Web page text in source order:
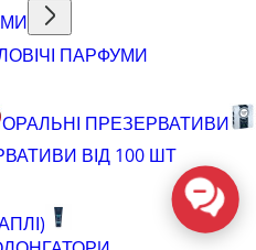
ПАРФУМИ
ОРАЛЬНІ ПРЕЗЕРВАТИВИ
ВІД 100 ШТ